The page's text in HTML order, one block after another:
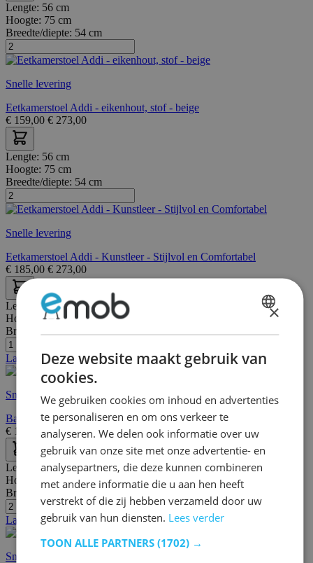
Lengte: 56 cm
Hoogte: 75 cm
Breedte/diepte: 54 cm
Snelle levering
Eetkamerstoel Addi - eikenhout, stof - beige
€ 159,00 € 273,00
Lengte: 56 cm
Hoogte: 75 cm
Breedte/diepte: 54 cm
Snelle levering
Eetkamerstoel Addi - Kunstleer - Stijlvol en Comfortabel
€ 185,00 € 273,00
Lengte:49 cm
Hoogte:105 cm
Breedte/diepte:
Laatste stuks
Snelle levering
Barstoel Sammy - wit/beige
€ 149,00 €159,00
Lengte:53 cm
Hoogte:82 cm
Breedte/diepte:
Laatste stuks
Snelle levering
×
Deze website maakt gebruik van
cookies.
We gebruiken cookies om inhoud en advertenties
te personaliseren en om ons verkeer te
analyseren. We delen ook informatie over uw
gebruik van onze site met onze advertentie- en
analysepartners, die deze kunnen combineren
met andere informatie die u aan hen heeft
verstrekt of die zij hebben verzameld door uw
gebruik van hun diensten. Lees verder
TOON ALLE PARTNERS (1702) →